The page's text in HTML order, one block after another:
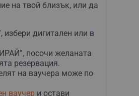
на твой близък, или да
дигитален или в
посочи желаната
резервация.
на ваучера може по
ваучери остави